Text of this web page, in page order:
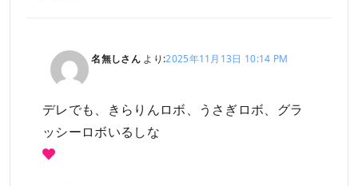
名無しさん より:2025年11月13日 10:14 PM
デレでも、きらりんロボ、うさぎロボ、グラ
ッシーロボいるしな